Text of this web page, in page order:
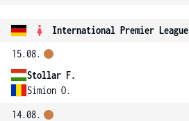
International Premier League
15.08.
Stollar F.
Simion O.
14.08.